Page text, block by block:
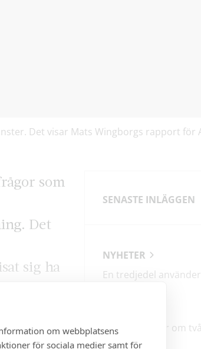
om webbplatsens
för sociala medier samt för
Det visar Mats Wingborgs rapport för
som
Det
sig ha
SENASTE INLÄGGEN
NYHETER